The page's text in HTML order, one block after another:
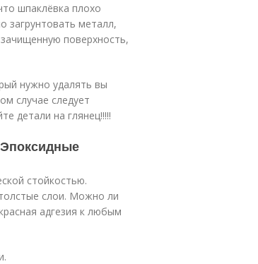
шпаклёвка плохо
загрунтовать металл,
поверхность,
нужно удалять вы
случае следует
детали на глянец!!!!!
стойкостью.
слои. Можно ли
адгезия к любым